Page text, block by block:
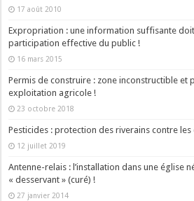
17 août 2010
Expropriation : une information suffisante
participation effective du public !
16 mars 2015
Permis de construire : zone inconstructible et
exploitation agricole !
23 octobre 2018
Pesticides : protection des riverains contre
12 juillet 2019
Antenne-relais : l’installation dans une église
« desservant » (curé) !
27 janvier 2014